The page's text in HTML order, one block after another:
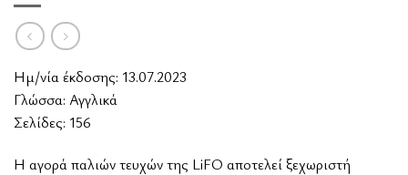
Ημ/νία έκδοσης: 13.07.2023
Γλώσσα: Αγγλικά
Σελίδες: 156
Η αγορά παλιών τευχών της LiFO αποτελεί ξεχωριστή